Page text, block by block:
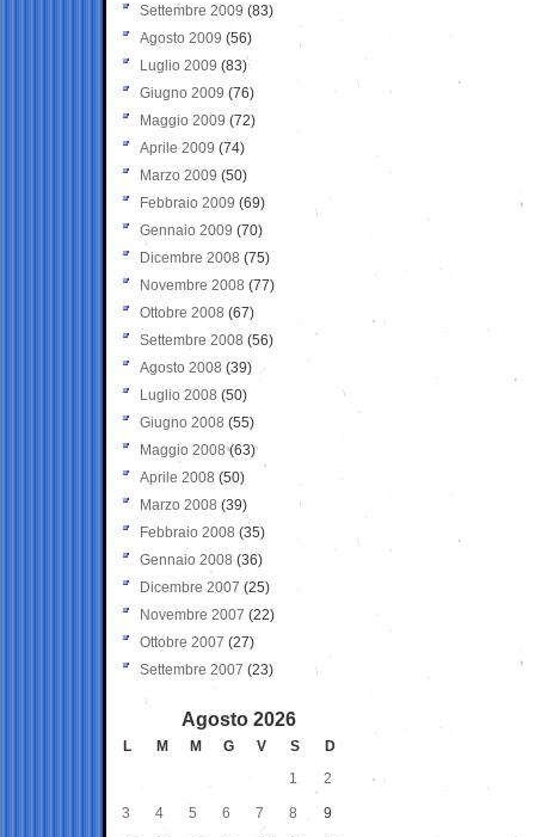
Settembre 2009 (83)
Agosto 2009 (56)
Luglio 2009 (83)
Giugno 2009 (76)
Maggio 2009 (72)
Aprile 2009 (74)
Marzo 2009 (50)
Febbraio 2009 (69)
Gennaio 2009 (70)
Dicembre 2008 (75)
Novembre 2008 (77)
Ottobre 2008 (67)
Settembre 2008 (56)
Agosto 2008 (39)
Luglio 2008 (50)
Giugno 2008 (55)
Maggio 2008(63)
Aprile 2008 (50)
Marzo 2008 (39)
Febbraio 2008 (35)
Gennaio 2008 (36)
Dicembre 2007 (25)
Novembre 2007 (22)
Ottobre 2007 (27)
Settembre 2007 (23)
Agosto 2026
L M M G V S
D
1
2
3 4 5 6 7 8 9